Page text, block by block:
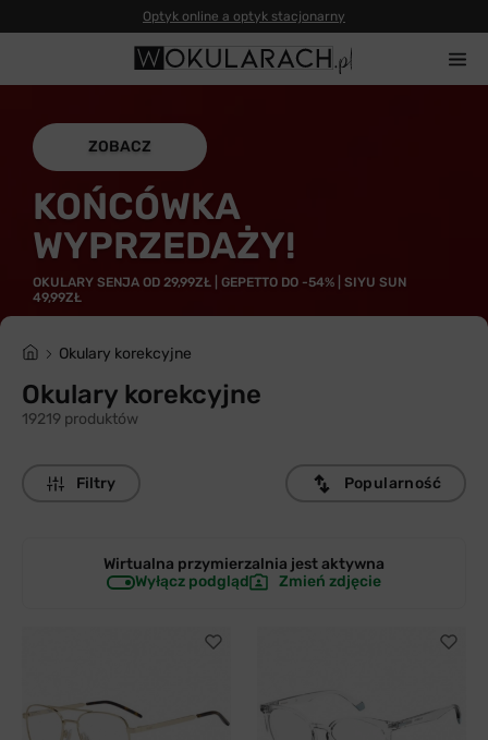
Optyk online a optyk stacjonarny
ZOBACZ
KOŃCÓWKA
WYPRZEDAŻY!
OKULARY SENJA OD 29,99ZŁ | GEPETTO DO -54% | SIYU SUN
49,99ZŁ
Okulary korekcyjne
Okulary korekcyjne
19219 produktów
Filtry Popularność
Wirtualna przymierzalnia jestaktywna
Wyłącz podgląd
Zmień zdjęcie